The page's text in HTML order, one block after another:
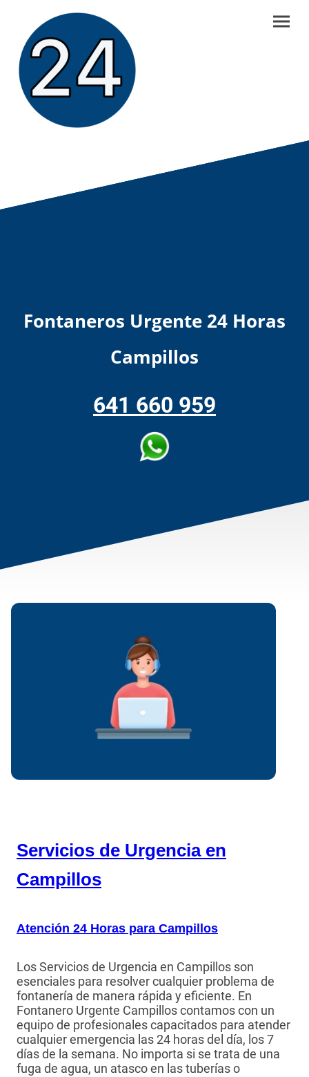
Fontaneros Urgente 24 Horas
Campillos
641 660 959
Servicios de Urgencia en
Campillos
Atención 24 Horas para Campillos
Los Servicios de Urgencia en Campillos son
esenciales para resolver cualquier problema de
fontanería de manera rápida y eficiente. En
Fontanero Urgente Campillos contamos con un
equipo de profesionales capacitados para atender
cualquier emergencia las 24 horas del día, los 7
días de la semana. No importa si se trata de una
fuga de agua, un atasco en las tuberías o